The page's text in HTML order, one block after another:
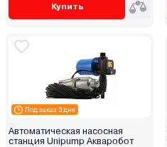
Купить
Под заказ 3 дня
Автоматическая насосная
станция Unipump Акваробот